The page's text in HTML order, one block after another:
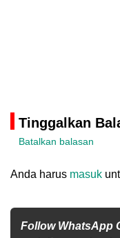
Tinggalkan
Batalkan balasan
Anda harus masuk
Follow WhatsApp